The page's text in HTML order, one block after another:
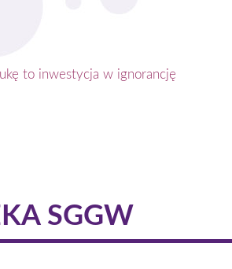
to inwestycja w ignorancję
SGGW